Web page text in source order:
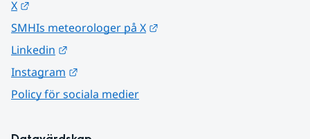
X
SMHIs meteorologer på X
Linkedin
Instagram
Policy för sociala medier